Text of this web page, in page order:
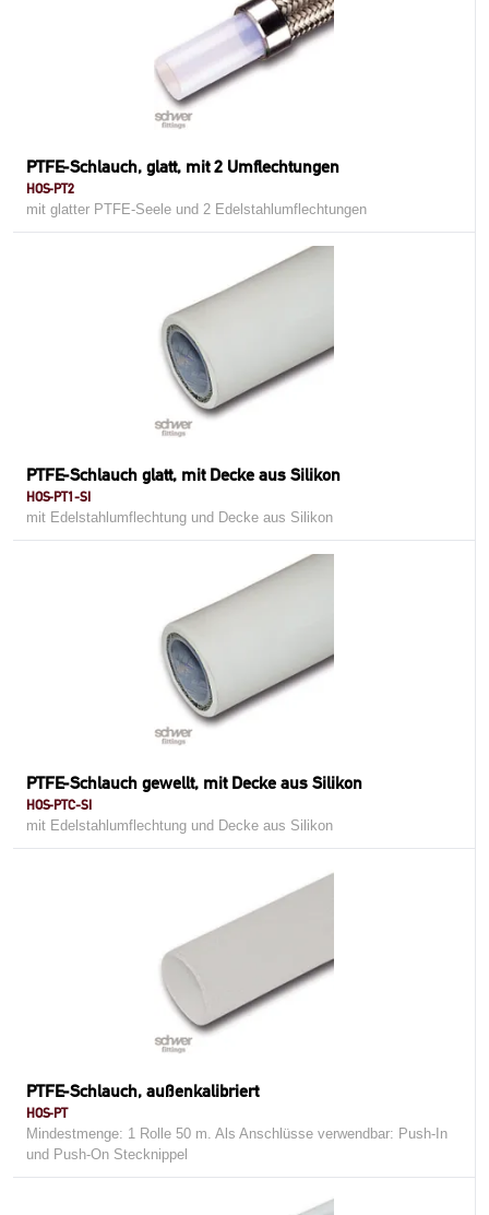
PTFE-Schlauch, glatt, mit 2 Umflechtungen
HOS-PT2
mit glatter PTFE-Seele und 2 Edelstahlumflechtungen
PTFE-Schlauch glatt, mit Decke aus Silikon
HOS-PT1-SI
mit Edelstahlumflechtung und Decke aus Silikon
PTFE-Schlauch gewellt, mit Decke aus Silikon
HOS-PTC-SI
mit Edelstahlumflechtung und Decke aus Silikon
PTFE-Schlauch, außenkalibriert
HOS-PT
Mindestmenge: 1 Rolle 50 m. Als Anschlüsse verwendbar: Push-In
und Push-On Stecknippel